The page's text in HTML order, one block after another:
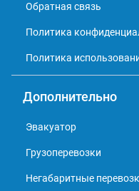
Обратная связь
Политика
Политика
Дополнительно
Эвакуатор
Грузоперевозки
Негабаритные